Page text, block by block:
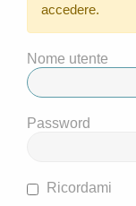
accedere.
Nome utente
Password
Ricordami